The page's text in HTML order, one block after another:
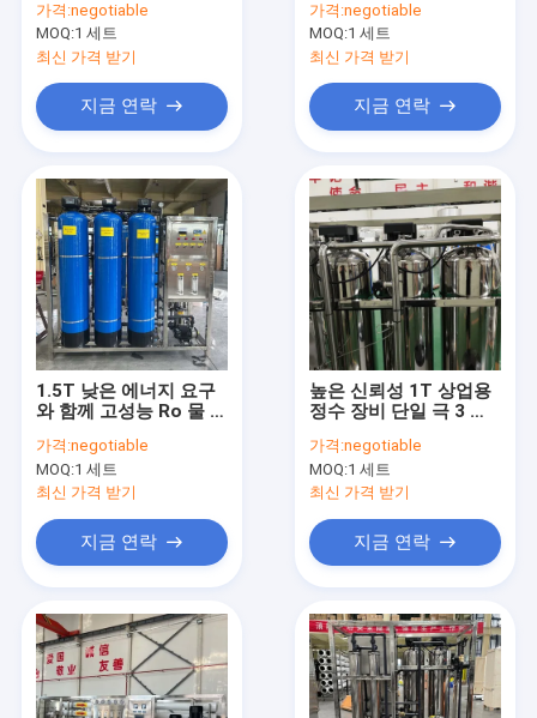
가격:negotiable
MOQ:1 세트
최신 가격 받기
지금 연락
수정기
가격:negotiable
MOQ:1 세트
최신 가격 받기
지금 연락
1.5T 낮은 에너지 요구
와 함께 고성능 Ro 물 정
가격:negotiable
MOQ:1 세트
최신 가격 받기
지금 연락
높은 신뢰성 1T 상업용
정수 장비 단일 극 3 탱
가격:negotiable
MOQ:1 세트
최신 가격 받기
지금 연락